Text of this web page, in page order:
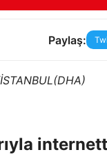
Paylaş: